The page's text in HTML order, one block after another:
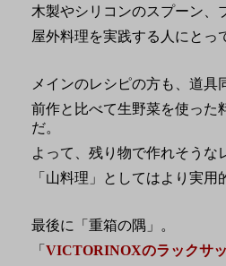
木製やシリコンのスプーン、
屋外料理を実践する人にと
メインのレシピの方も、道具
前作と比べて生野菜を使った
だ。
よって、残り物で作れそう
「山料理」としてはより実
最後に「重箱の隅」。
「 VICTORINOXのラックサ